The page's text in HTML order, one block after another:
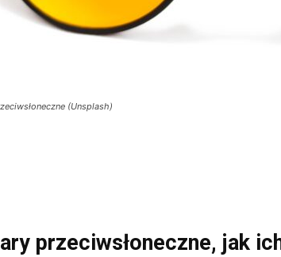
(Unsplash)
przeciwsłoneczne, jak